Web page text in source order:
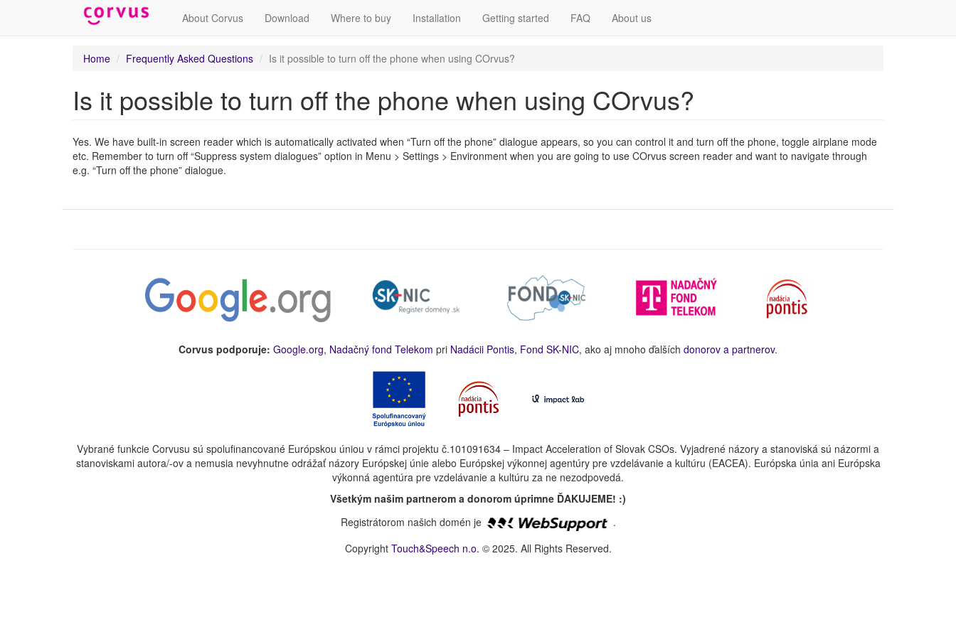
About Corvus Download Where to buy Installation Getting started FAQ About us
Home Frequently Asked Questions Is it possible to turn off the phone when using COrvus?
Is it possible to turn off the phone when using COrvus?
Yes. We have built-in screen reader which is automatically activated when “Turn off the phone” dialogue appears, so you can control it and turn off the phone, toggle airplane mode
etc. Remember to turn off “Suppress system dialogues” option in Menu > Settings > Environment when you are going to use COrvus screen reader and want to navigate through
e.g. “Turn off the phone” dialogue.
Corvus podporuje: Google.org, Nadačný fond Telekom pri Nadácii Pontis, Fond SK-NIC, ako aj mnoho ďalších donorov a partnerov.
Vybrané funkcie Corvusu sú spolufinancované Európskou úniou v rámci projektu č.101091634 – Impact Acceleration of Slovak CSOs. Vyjadrené názory a stanoviská sú názormi a
stanoviskami autora/-ov a nemusia nevyhnutne odrážať názory Európskej únie alebo Európskej výkonnej agentúry pre vzdelávanie a kultúru (EACEA). Európska únia ani Európska
výkonná agentúra pre vzdelávanie a kultúru za ne nezodpovedá.
Všetkým našim partnerom a donorom úprimne ĎAKUJEME! :)
Registrátorom našich domén je
.
Copyright Touch&Speech n.o. © 2025. All Rights Reserved.